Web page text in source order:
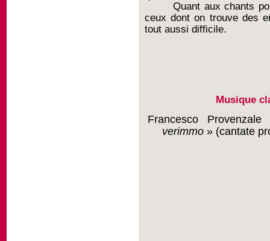
Quant aux chants
ceux dont on trouve des
tout aussi difficile.
Musique
Francesco
verimmo » (cantate